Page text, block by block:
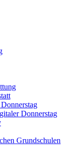
Donnerstag
Grundschulen